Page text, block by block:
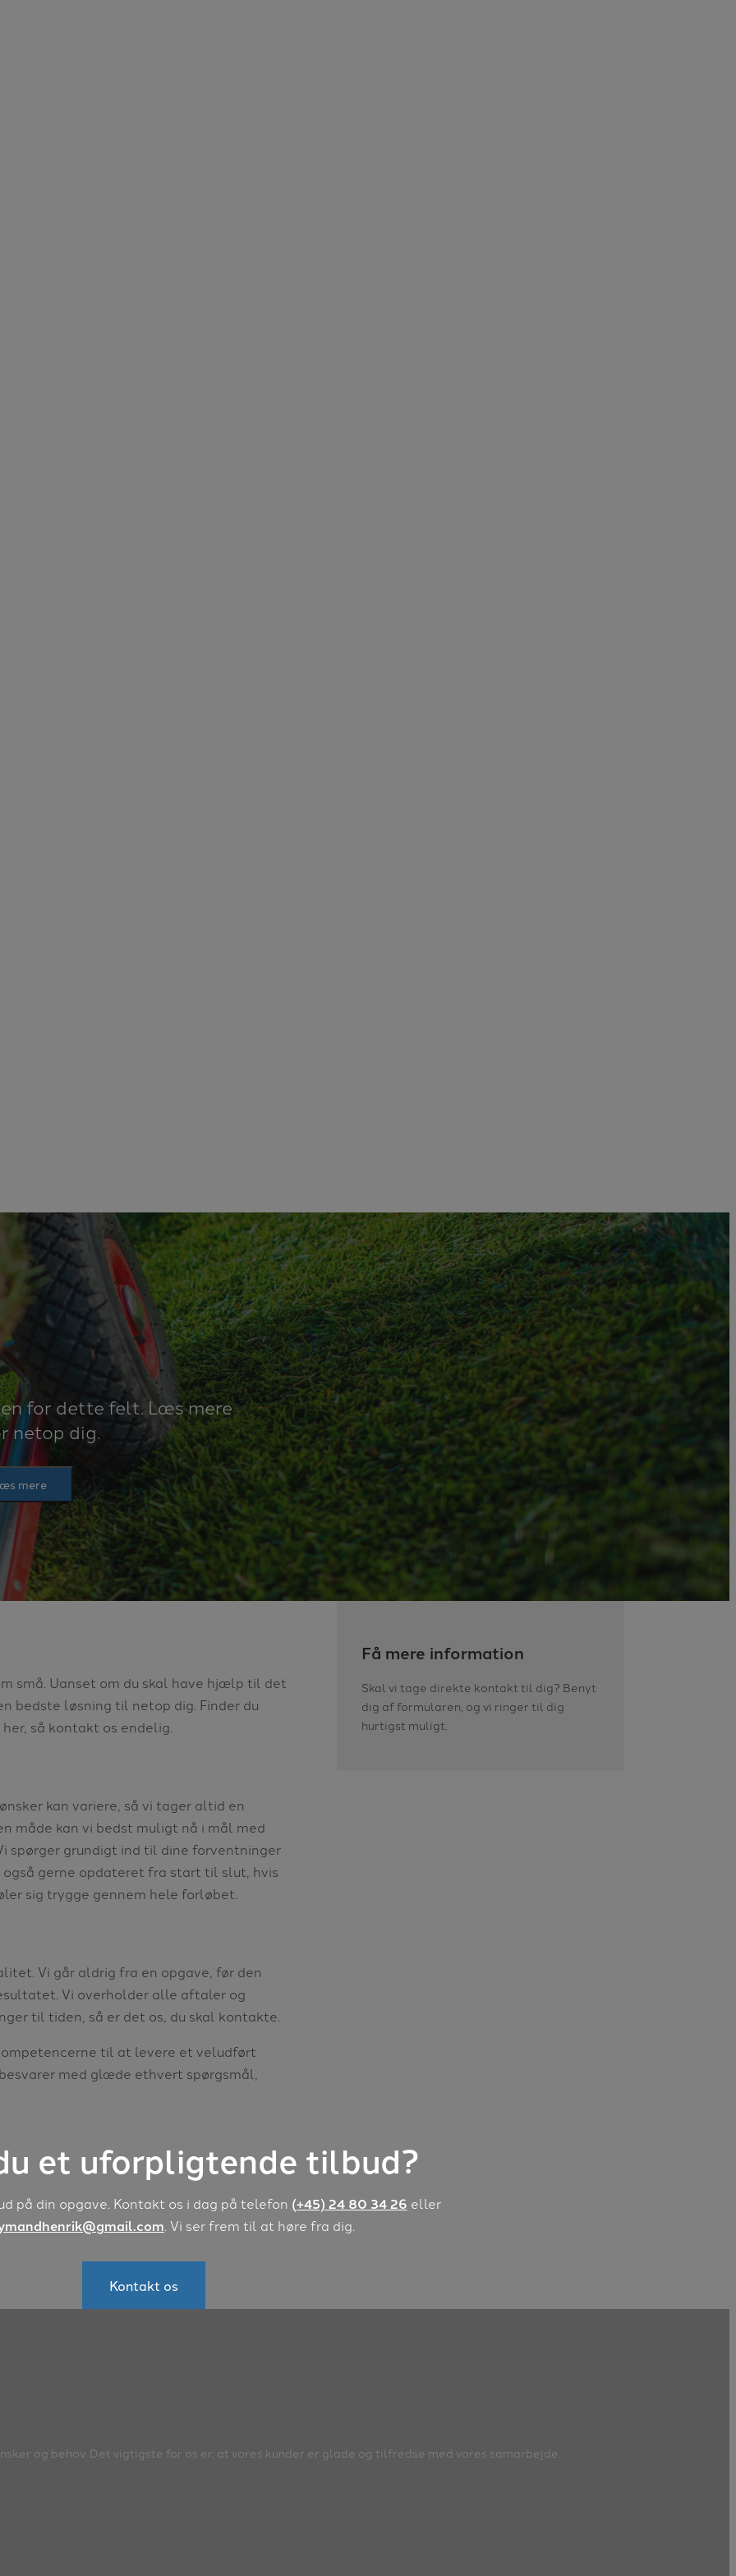
for dette felt. Læs mere
netop dig.
mere
små. Uanset om du skal have hjælp til det
bedste løsning til netop dig. Finder du
så kontakt os endelig.
kan variere, så vi tager altid en
måde kan vi bedst muligt nå i mål med
spørger grundigt ind til dine forventninger
gerne opdateret fra start til slut, hvis
sig trygge gennem hele forløbet.
Vi går aldrig fra en opgave, før den
Vi overholder alle aftaler og
til tiden, så er det os, du skal kontakte.
til at levere et veludført
med glæde ethvert spørgsmål,
Få mere information
Skal vi tage direkte kontakt til dig? Benyt
dig af formularen, og vi ringer til dig
hurtigst muligt.
et uforpligtende tilbud?
på din opgave. Kontakt os i dag på telefon (+45) 24 80 34 26 eller
. Vi ser frem til at høre fra dig.
Kontakt os
og behov. Det vigtigste for os er, at vores kunder er glade og tilfredse med vores samarbejde.